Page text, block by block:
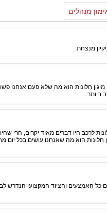
מנהלים
מנצחת.
מיגון חלונות הוא מה שלא פעם אנחנו
ביותר
לרכב היו דברים מאוד יקרים, הרי
הוא מה שאנחנו עושים בכל יום
האמצעים והציוד המקצועי הנדרש